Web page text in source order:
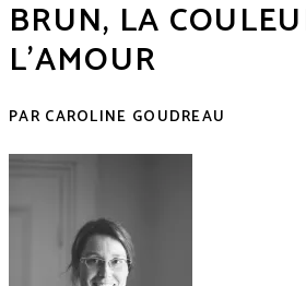
BRUN, LA
L’AMOUR
PAR CAROLINE GOUDREAU